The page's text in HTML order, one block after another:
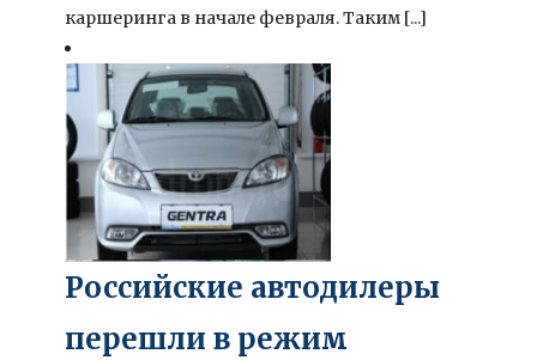
каршеринга в начале февраля. Таким [...]
Российские автодилеры
перешли в режим